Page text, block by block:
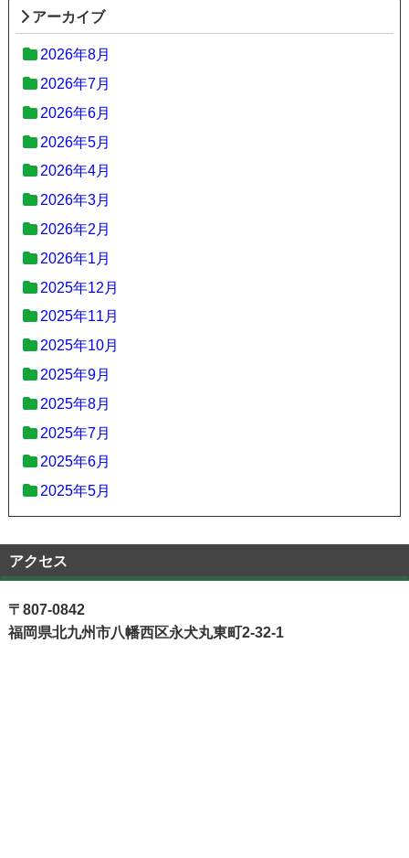
アーカイブ
2026年8月
2026年7月
2026年6月
2026年5月
2026年4月
2026年3月
2026年2月
2026年1月
2025年12月
2025年11月
2025年10月
2025年9月
2025年8月
2025年7月
2025年6月
2025年5月
アクセス
〒807-0842
福岡県北九州市八幡西区永犬丸東町2-32-1